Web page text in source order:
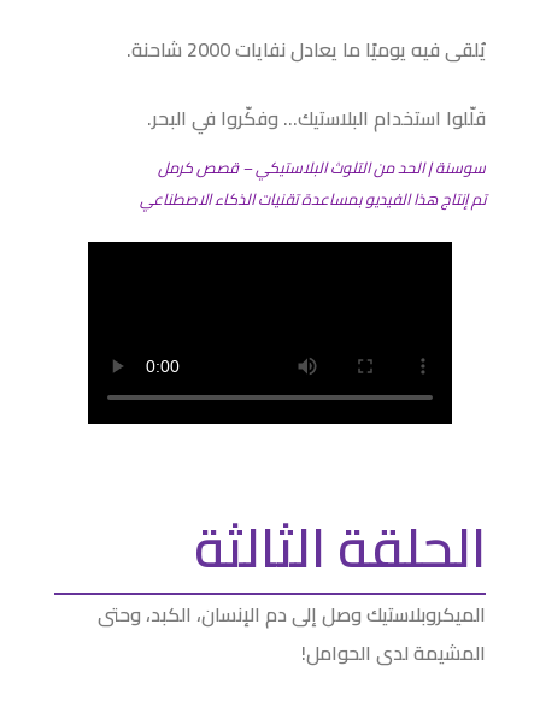
يُلقى فيه يوميًا ما يعادل نفايات 2000 شاحنة.
قلّلوا استخدام البلاستيك… وفكّروا في البحر.
سوسنة | الحد من التلوث البلاستيكي – قصص كرمل
تم إنتاج هذا الفيديو بمساعدة تقنيات الذكاء الاصطناعي
الحلقة الثالثة
الميكروبلاستيك وصل إلى دم الإنسان، الكبد، وحتى
المشيمة لدى الحوامل!